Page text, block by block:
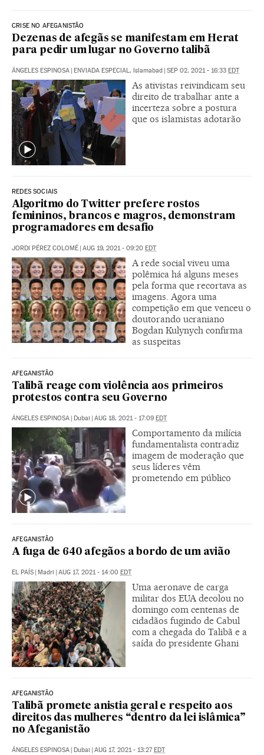
CRISE NO AFEGANISTÃO
Dezenas de afegãs se manifestam em Herat
para pedir um lugar no Governo talibã
ÁNGELES ESPINOSA | ENVIADA ESPECIAL, Islamabad | SEP 02, 2021 - 16:33 EDT
As ativistas reivindicam seu
direito de trabalhar ante a
incerteza sobre a postura
que os islamistas adotarão
REDES SOCIAIS
Algoritmo do Twitter prefere rostos
femininos, brancos e magros, demonstram
programadores em desafio
JORDI PÉREZ COLOMÉ | AUG 19, 2021 - 09:20 EDT
A rede social viveu uma
polêmica há alguns meses
pela forma que recortava as
imagens. Agora uma
competição em que venceu o
doutorando ucraniano
Bogdan Kulynych confirma
as suspeitas
AFEGANISTÃO
Talibã reage com violência aos primeiros
protestos contra seu Governo
ÁNGELES ESPINOSA | Dubai | AUG 18, 2021 - 17:09 EDT
Comportamento da milícia
fundamentalista contradiz
imagem de moderação que
seus líderes vêm
prometendo em público
AFEGANISTÃO
A fuga de 640 afegãos a bordo de um avião
EL PAÍS | Madri | AUG 17, 2021 - 14:00 EDT
Uma aeronave de carga
militar dos EUA decolou no
domingo com centenas de
cidadãos fugindo de Cabul
com a chegada do Talibã e a
saída do presidente Ghani
AFEGANISTÃO
Talibã promete anistia geral e respeito aos
direitos das mulheres “dentro da lei islâmica”
no Afeganistão
ÁNGELES ESPINOSA | Dubai | AUG 17, 2021 - 13:27EDT